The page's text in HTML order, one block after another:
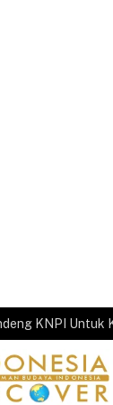
KNPI Untuk